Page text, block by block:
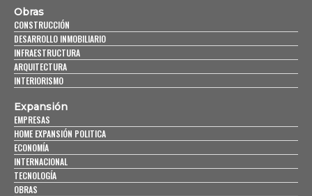
Obras
CONSTRUCCIÓN
DESARROLLO INMOBILIARIO
INFRAESTRUCTURA
ARQUITECTURA
INTERIORISMO
Expansión
EMPRESAS
HOME EXPANSIÓN POLITICA
ECONOMÍA
INTERNACIONAL
TECNOLOGÍA
OBRAS